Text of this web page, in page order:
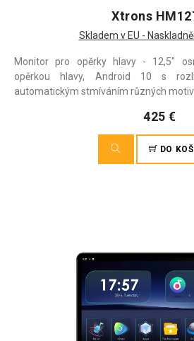
Xtrons
Skladem v EU -
Monitor pro opěrky hlavy - 12,5"
opěrkou hlavy, Android 10 s
automatickým stmíváním různých
425 €
DO